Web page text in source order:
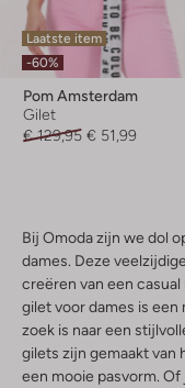
Laatste item
-60%
Pom Amsterdam
Gilet
€ 129,95 € 51,99
Bij Omoda zijn we dol
dames. Deze
creëren van een
gilet voor dames is
zoek is naar een
gilets zijn gemaakt van
een mooie pasvorm.